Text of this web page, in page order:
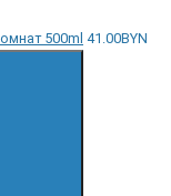
500ml 41.00BYN